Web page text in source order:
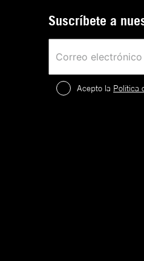
Suscríbete a
Acepto la Política